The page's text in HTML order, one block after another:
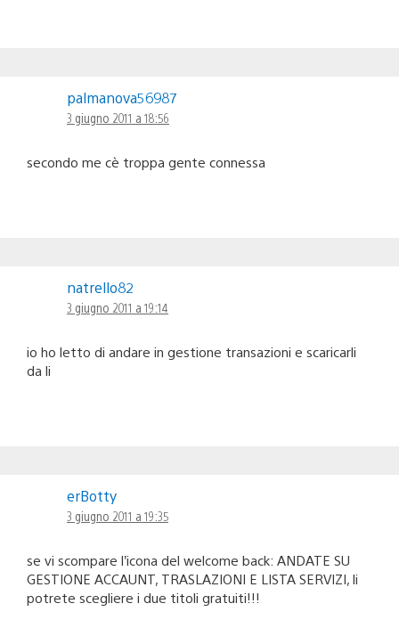
palmanova56987
3 giugno 2011 a 18:56
secondo me cè troppa gente connessa
natrello82
3 giugno 2011 a 19:14
io ho letto di andare in gestione transazioni e scaricarli
da li
erBotty
3 giugno 2011 a 19:35
se vi scompare l’icona del welcome back: ANDATE SU
GESTIONE ACCAUNT, TRASLAZIONI E LISTA SERVIZI, li
potrete scegliere i due titoli gratuiti!!!